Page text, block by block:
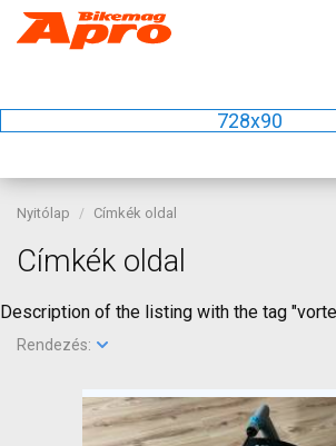
728x90
Nyitólap Címkék oldal
Címkék oldal
Description of the listing with the tag
Rendezés: